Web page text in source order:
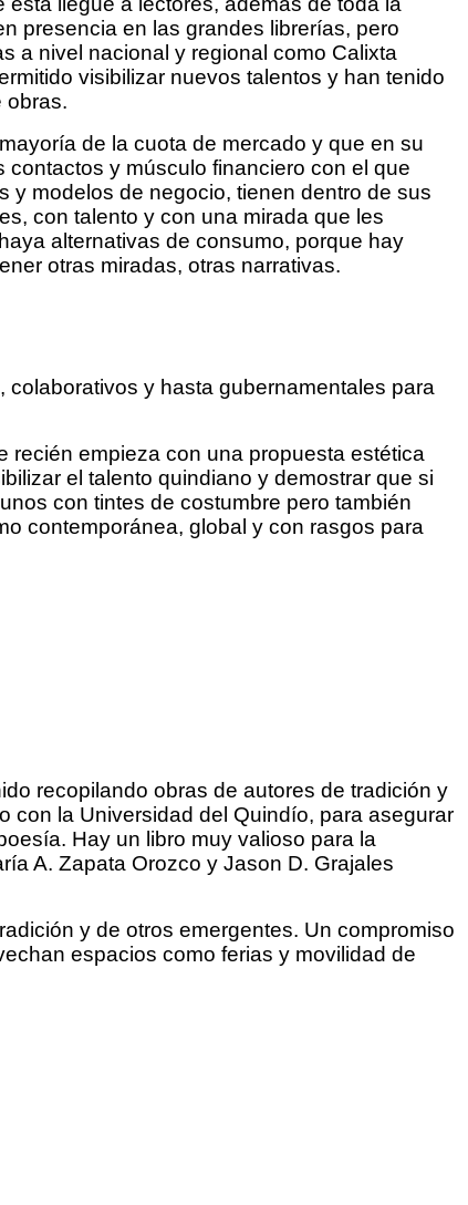
presencia en las grandes librerías, pero
a nivel nacional y regional como Calixta
visibilizar nuevos talentos y han tenido
obras.
de la cuota de mercado y que en su
y músculo financiero con el que
y modelos de negocio, tienen dentro de sus
con talento y con una mirada que les
alternativas de consumo, porque hay
otras miradas, otras narrativas.
y hasta gubernamentales para
recién empieza con una propuesta estética
el talento quindiano y demostrar que si
con tintes de costumbre pero también
contemporánea, global y con rasgos para
recopilando obras de autores de tradición y
con la Universidad del Quindío, para asegurar
Hay un libro muy valioso para la
A. Zapata Orozco y Jason D. Grajales
y de otros emergentes. Un compromiso
espacios como ferias y movilidad de